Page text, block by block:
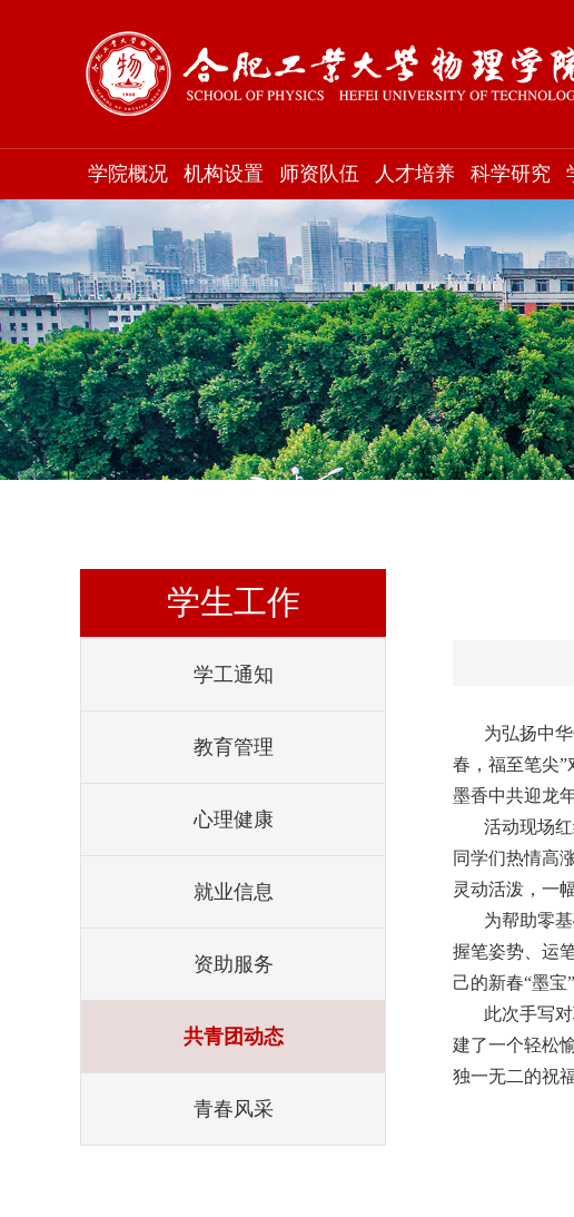
学院概况 机构设置 师资队伍 人才培养 科学研究
学生工作
学工通知
教育管理
心理健康
就业信息
资助服务
共青团动态
青春风采
为弘扬中
春，福至笔尖
墨香中共迎龙
活动现场
同学们热情高
灵动活泼，一
为帮助零
握笔姿势、运
己的新春“墨宝”
此次手写
建了一个轻松
独一无二的祝